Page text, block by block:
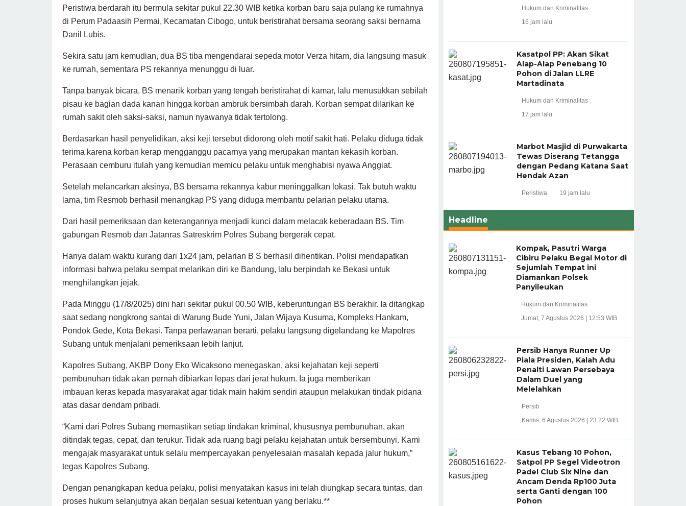
Peristiwa berdarah itu bermula sekitar pukul 22.30 WIB ketika korban baru saja pulang ke rumahnya
di Perum Padaasih Permai, Kecamatan Cibogo, untuk beristirahat bersama seorang saksi bernama
Danil Lubis.
Sekira satu jam kemudian, dua BS tiba mengendarai sepeda motor Verza hitam, dia langsung masuk
ke rumah, sementara PS rekannya menunggu di luar.
Tanpa banyak bicara, BS menarik korban yang tengah beristirahat di kamar, lalu menusukkan sebilah
pisau ke bagian dada kanan hingga korban ambruk bersimbah darah. Korban sempat dilarikan ke
rumah sakit oleh saksi-saksi, namun nyawanya tidak tertolong.
Berdasarkan hasil penyelidikan, aksi keji tersebut didorong oleh motif sakit hati. Pelaku diduga tidak
terima karena korban kerap mengganggu pacarnya yang merupakan mantan kekasih korban.
Perasaan cemburu itulah yang kemudian memicu pelaku untuk menghabisi nyawa Anggiat.
Setelah melancarkan aksinya, BS bersama rekannya kabur meninggalkan lokasi. Tak butuh waktu
lama, tim Resmob berhasil menangkap PS yang diduga membantu pelarian pelaku utama.
Dari hasil pemeriksaan dan keterangannya menjadi kunci dalam melacak keberadaan BS. Tim
gabungan Resmob dan Jatanras Satreskrim Polres Subang bergerak cepat.
Hanya dalam waktu kurang dari 1x24 jam, pelarian B S berhasil dihentikan. Polisi mendapatkan
informasi bahwa pelaku sempat melarikan diri ke Bandung, lalu berpindah ke Bekasi untuk
menghilangkan jejak.
Pada Minggu (17/8/2025) dini hari sekitar pukul 00.50 WIB, keberuntungan BS berakhir. Ia ditangkap
saat sedang nongkrong santai di Warung Bude Yuni, Jalan Wijaya Kusuma, Kompleks Hankam,
Pondok Gede, Kota Bekasi. Tanpa perlawanan berarti, pelaku langsung digelandang ke Mapolres
Subang untuk menjalani pemeriksaan lebih lanjut.
Kapolres Subang, AKBP Dony Eko Wicaksono menegaskan, aksi kejahatan keji seperti
pembunuhan tidak akan pernah dibiarkan lepas dari jerat hukum. Ia juga memberikan
imbauan keras kepada masyarakat agar tidak main hakim sendiri ataupun melakukan tindak pidana
atas dasar dendam pribadi.
“Kami dari Polres Subang memastikan setiap tindakan kriminal, khususnya pembunuhan, akan
ditindak tegas, cepat, dan terukur. Tidak ada ruang bagi pelaku kejahatan untuk bersembunyi. Kami
mengajak masyarakat untuk selalu mempercayakan penyelesaian masalah kepada jalur hukum,”
tegas Kapolres Subang.
Dengan penangkapan kedua pelaku, polisi menyatakan kasus ini telah diungkap secara tuntas, dan
proses hukum selanjutnya akan berjalan sesuai ketentuan yang berlaku.**
Hukum dan Kriminalitas
16 jam lalu
Kasatpol PP: Akan Sikat
Alap-Alap Penebang 10
Pohon di Jalan LLRE
Martadinata
Hukum dan Kriminalitas
17 jam lalu
Marbot Masjid di Purwakarta
Tewas Diserang Tetangga
dengan Pedang Katana Saat
Hendak Azan
Peristiwa 19 jam lalu
Headline
Kompak, Pasutri Warga
Cibiru Pelaku Begal Motor di
Sejumlah Tempat ini
Diamankan Polsek
Panyileukan
Hukum dan Kriminalitas
Jumat, 7 Agustus 2026 | 12:53 WIB
Persib Hanya Runner Up
Piala Presiden, Kalah Adu
Penalti Lawan Persebaya
Dalam Duel yang
Melelahkan
Persib
Kamis, 6 Agustus 2026 | 23:22 WIB
Kasus Tebang 10 Pohon,
Satpol PP Segel Videotron
Padel Club Six Nine dan
Ancam Denda Rp100 Juta
serta Ganti dengan 100
Pohon